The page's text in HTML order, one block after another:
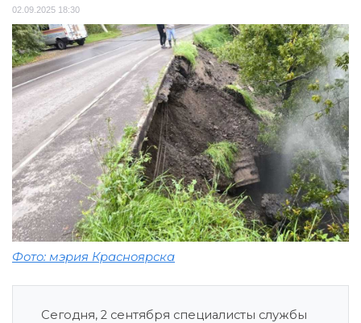
02.09.2025 18:30
Фото: мэрия Красноярска
Сегодня, 2 сентября специалисты службы